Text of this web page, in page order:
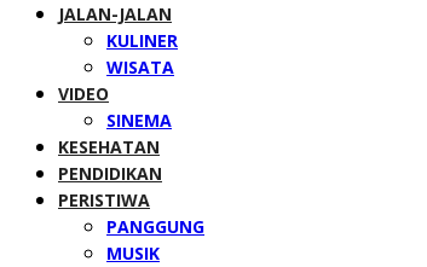
JALAN-JALAN
KULINER
WISATA
VIDEO
SINEMA
KESEHATAN
PENDIDIKAN
PERISTIWA
PANGGUNG
MUSIK